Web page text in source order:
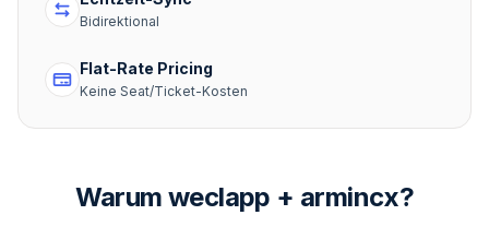
Bidirektional
Flat-Rate Pricing
Keine Seat/Ticket-Kosten
Warum weclapp + armincx?